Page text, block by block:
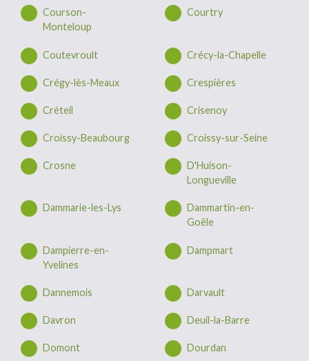
Courson-
Monteloup
Courtry
Coutevroult Crécy-la-Chapelle
Crégy-lès-Meaux Crespières
Créteil Crisenoy
Croissy-Beaubourg Croissy-sur-Seine
Crosne
D'Huison-
Longueville
Dammarie-les-Lys
Dammartin-en-
Goële
Dampierre-en-
Yvelines
Dampmart
Dannemois Darvault
Davron Deuil-la-Barre
Domont Dourdan